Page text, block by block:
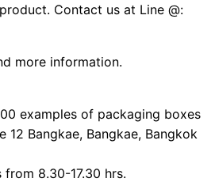
Contact us at Line @:
more information.
examples of packaging boxes
12 Bangkae, Bangkae, Bangkok
8.30-17.30 hrs.